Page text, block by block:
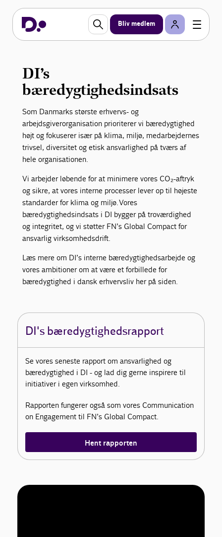
Bliv medlem
Bæredygtighed i DI
Dansk Industri har en ambitiøs intern
bæredygtighedsindsats, hvor vi arbejder målrettet
Bæredygtighedsarbejdet spænder bredt og
understøtter de 17 verdensmål for bæredygtig
udvikling gennem konkrete initiativer inden for
energiforbrug, transport, affaldssortering samt
ansvarlige indkøb og arbejdsmiljø.
DI’s
bæredygtighedsindsats
Som Danmarks største erhvervs- og
arbejdsgiverorganisation prioriterer vi bæredygtighed
højt og fokuserer især på klima, miljø, medarbejdernes
trivsel, diversitet og etisk ansvarlighed på tværs af
hele organisationen.
Vi arbejder løbende for at minimere vores CO₂-aftryk
og sikre, at vores interne processer lever op til højeste
standarder for klima og miljø. Vores
bæredygtighedsindsats i DI bygger på troværdighed
og integritet, og vi støtter FN’s Global Compact for
ansvarlig virksomhedsdrift.
Læs mere om DI’s interne bæredygtighedsarbejde og
vores ambitioner om at være et forbillede for
bæredygtighed i dansk erhvervsliv her på siden.
DI's bæredygtighedsrapport
Se vores seneste rapport om ansvarlighed og
bæredygtighed i DI - og lad dig gerne inspirere til
initiativer i egen virksomhed.
Rapporten fungerer også som vores Communication
on Engagement til FN’s Global Compact.
Hent rapporten